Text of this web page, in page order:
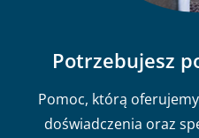
Potrzebujesz
Pomoc, którą
doświadczenia oraz